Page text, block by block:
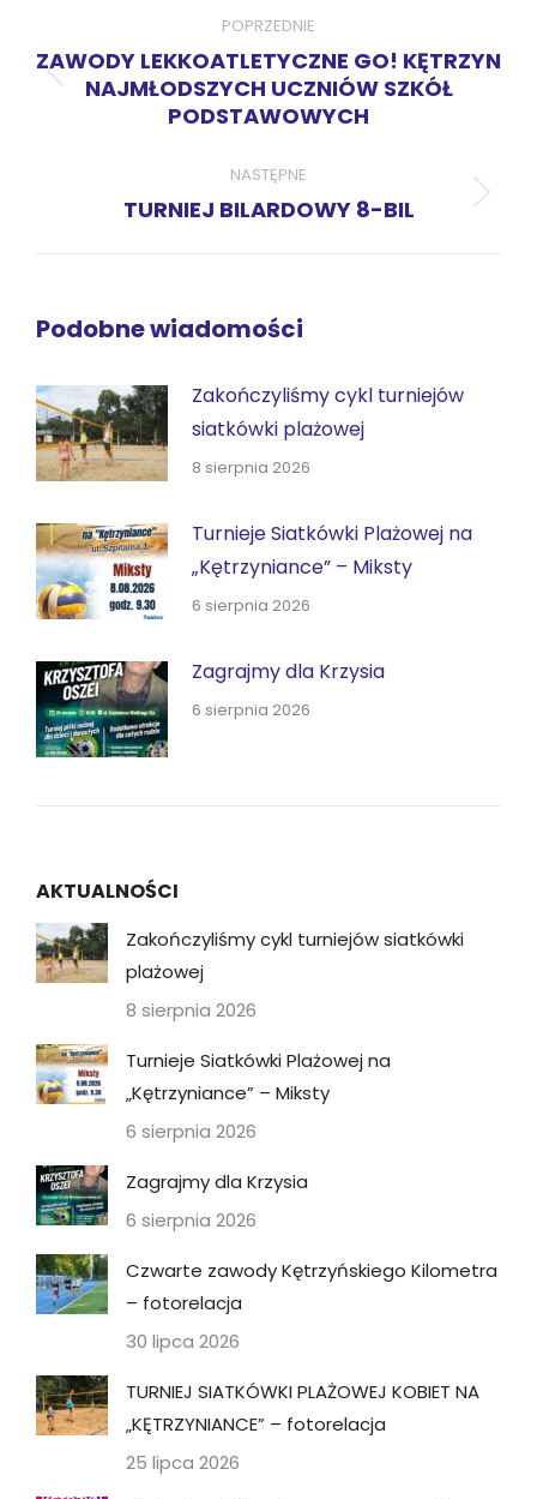
POPRZEDNIE
Poprzedni
wpis:
ZAWODY LEKKOATLETYCZNE GO! KĘTRZYN
NAJMŁODSZYCH UCZNIÓW SZKÓŁ
PODSTAWOWYCH
NASTĘPNE
Następny
TURNIEJ BILARDOWY 8-BIL
Podobne wiadomości
Zakończyliśmy cykl turniejów
siatkówki plażowej
8 sierpnia 2026
Turnieje Siatkówki Plażowej na
„Kętrzyniance” – Miksty
6 sierpnia 2026
Zagrajmy dla Krzysia
6 sierpnia 2026
AKTUALNOŚCI
Zakończyliśmy cykl turniejów siatkówki
plażowej
8 sierpnia 2026
Turnieje Siatkówki Plażowej na
„Kętrzyniance” – Miksty
6 sierpnia 2026
Zagrajmy dla Krzysia
6 sierpnia 2026
Czwarte zawody Kętrzyńskiego Kilometra
– fotorelacja
30 lipca 2026
TURNIEJ SIATKÓWKI PLAŻOWEJ KOBIET NA
„KĘTRZYNIANCE” – fotorelacja
25 lipca 2026